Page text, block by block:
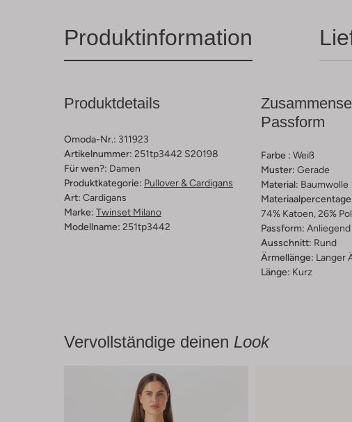
Produktinformation
Produktdetails
Omoda-Nr.: 311923
Artikelnummer: 251tp3442 S20198
Für wen?: Damen
Produktkategorie: Pullover & Cardigans
Art: Cardigans
Marke: Twinset Milano
Modellname: 251tp3442
Passform
Farbe : Weiß
Muster: Gerade
Material: Baumwolle
74% Katoen, 26%
Passform: Anliegend
Ausschnitt: Rund
Ärmellänge: Langer
Länge: Kurz
Vervollständige deinen Look